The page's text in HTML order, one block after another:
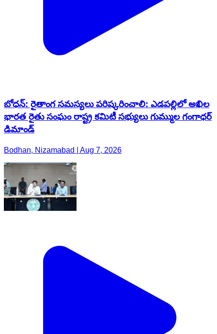
బోధన్: రైతాంగ సమస్యలు పరిష్కరించాలి: ఎడపల్లిలో అఖిల
భారత రైతు సంఘం రాష్ట్ర కమిటీ సభ్యులు గుమ్ముల గంగాధర్
డిమాండ్
Bodhan, Nizamabad | Aug 7, 2026